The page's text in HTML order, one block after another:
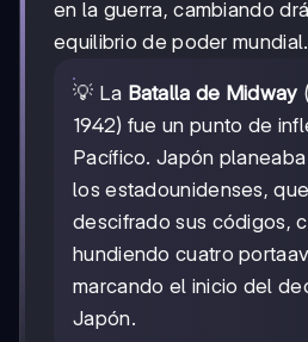
en la guerra, cambiando
equilibrio de poder mundial.
💡 La Batalla de Midway
1942) fue un punto de
Pacífico. Japón
los estadounidenses,
descifrado sus códigos,
hundiendo cuatro
marcando el inicio del
Japón.